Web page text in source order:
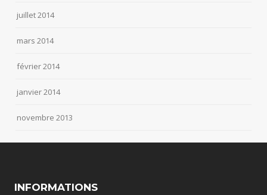
juillet 2014
mars 2014
février 2014
janvier 2014
novembre 2013
INFORMATIONS